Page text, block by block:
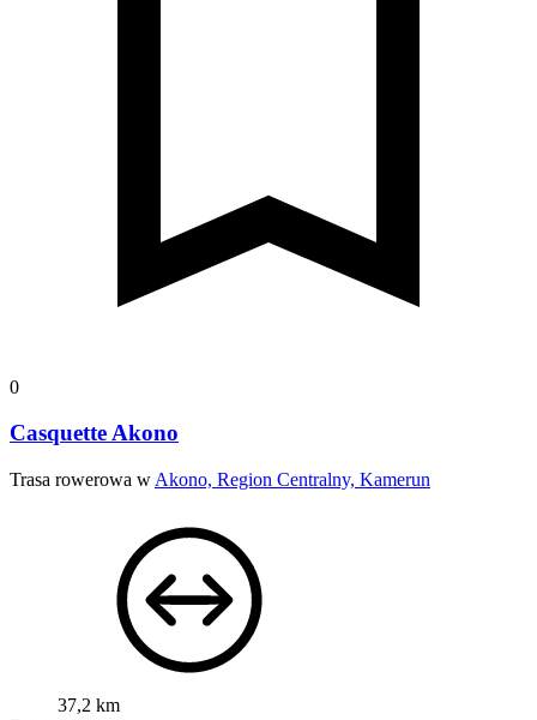
0
Casquette Akono
Trasa rowerowa w Akono, Region Centralny, Kamerun
37,2 km